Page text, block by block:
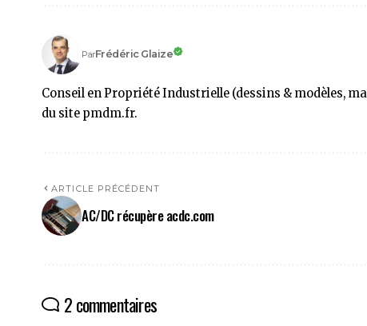
ParFrédéric Glaize
Conseil en Propriété Industrielle (dessins & modèles,
du site pmdm.fr.
ARTICLE PRÉCÉDENT
AC/DC récupère acdc.com
2 commentaires